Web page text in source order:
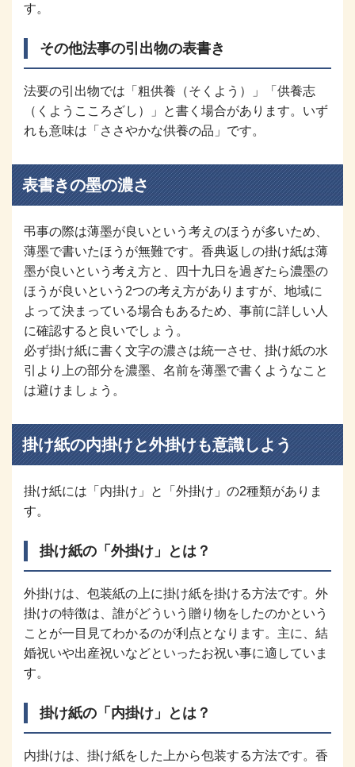
す。
その他法事の引出物の表書き
法要の引出物では「粗供養（そくよう）」「供養志
（くようこころざし）」と書く場合があります。いず
れも意味は「ささやかな供養の品」です。
表書きの墨の濃さ
弔事の際は薄墨が良いという考えのほうが多いため、
薄墨で書いたほうが無難です。香典返しの掛け紙は薄
墨が良いという考え方と、四十九日を過ぎたら濃墨の
ほうが良いという2つの考え方がありますが、地域に
よって決まっている場合もあるため、事前に詳しい人
に確認すると良いでしょう。
必ず掛け紙に書く文字の濃さは統一させ、掛け紙の水
引より上の部分を濃墨、名前を薄墨で書くようなこと
は避けましょう。
掛け紙の内掛けと外掛けも意識しよう
掛け紙には「内掛け」と「外掛け」の2種類がありま
す。
掛け紙の「外掛け」とは？
外掛けは、包装紙の上に掛け紙を掛ける方法です。外
掛けの特徴は、誰がどういう贈り物をしたのかという
ことが一目見てわかるのが利点となります。主に、結
婚祝いや出産祝いなどといったお祝い事に適していま
す。
掛け紙の「内掛け」とは？
内掛けは、掛け紙をした上から包装する方法です。香